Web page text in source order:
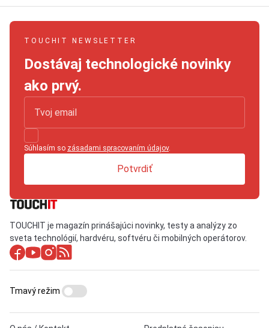
TOUCHIT NEWSLETTER
Dostávaj technologické novinky
ako prvý.
Súhlasím so zásadami spracovaním údajov.
Potvrdiť
TOUCHIT je magazín prinášajúci novinky, testy a analýzy zo
sveta technológií, hardvéru, softvéru či mobilných operátorov.
Tmavý režim